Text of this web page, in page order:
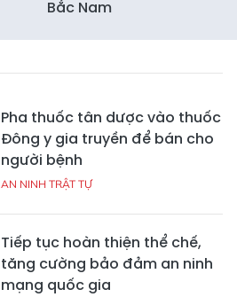
Bắc Nam
Pha thuốc tân dược vào thuốc
Đông y gia truyền để bán cho
người bệnh
AN NINH TRẬT TỰ
Tiếp tục hoàn thiện thể chế,
tăng cường bảo đảm an ninh
mạng quốc gia